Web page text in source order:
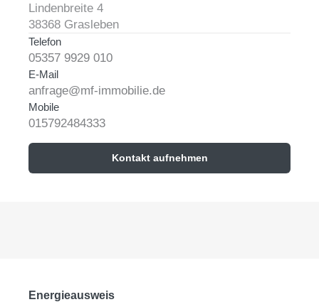
Lindenbreite 4
38368 Grasleben
Telefon
05357 9929 010
E-Mail
anfrage@mf-immobilie.de
Mobile
015792484333
Kontakt aufnehmen
Energieausweis